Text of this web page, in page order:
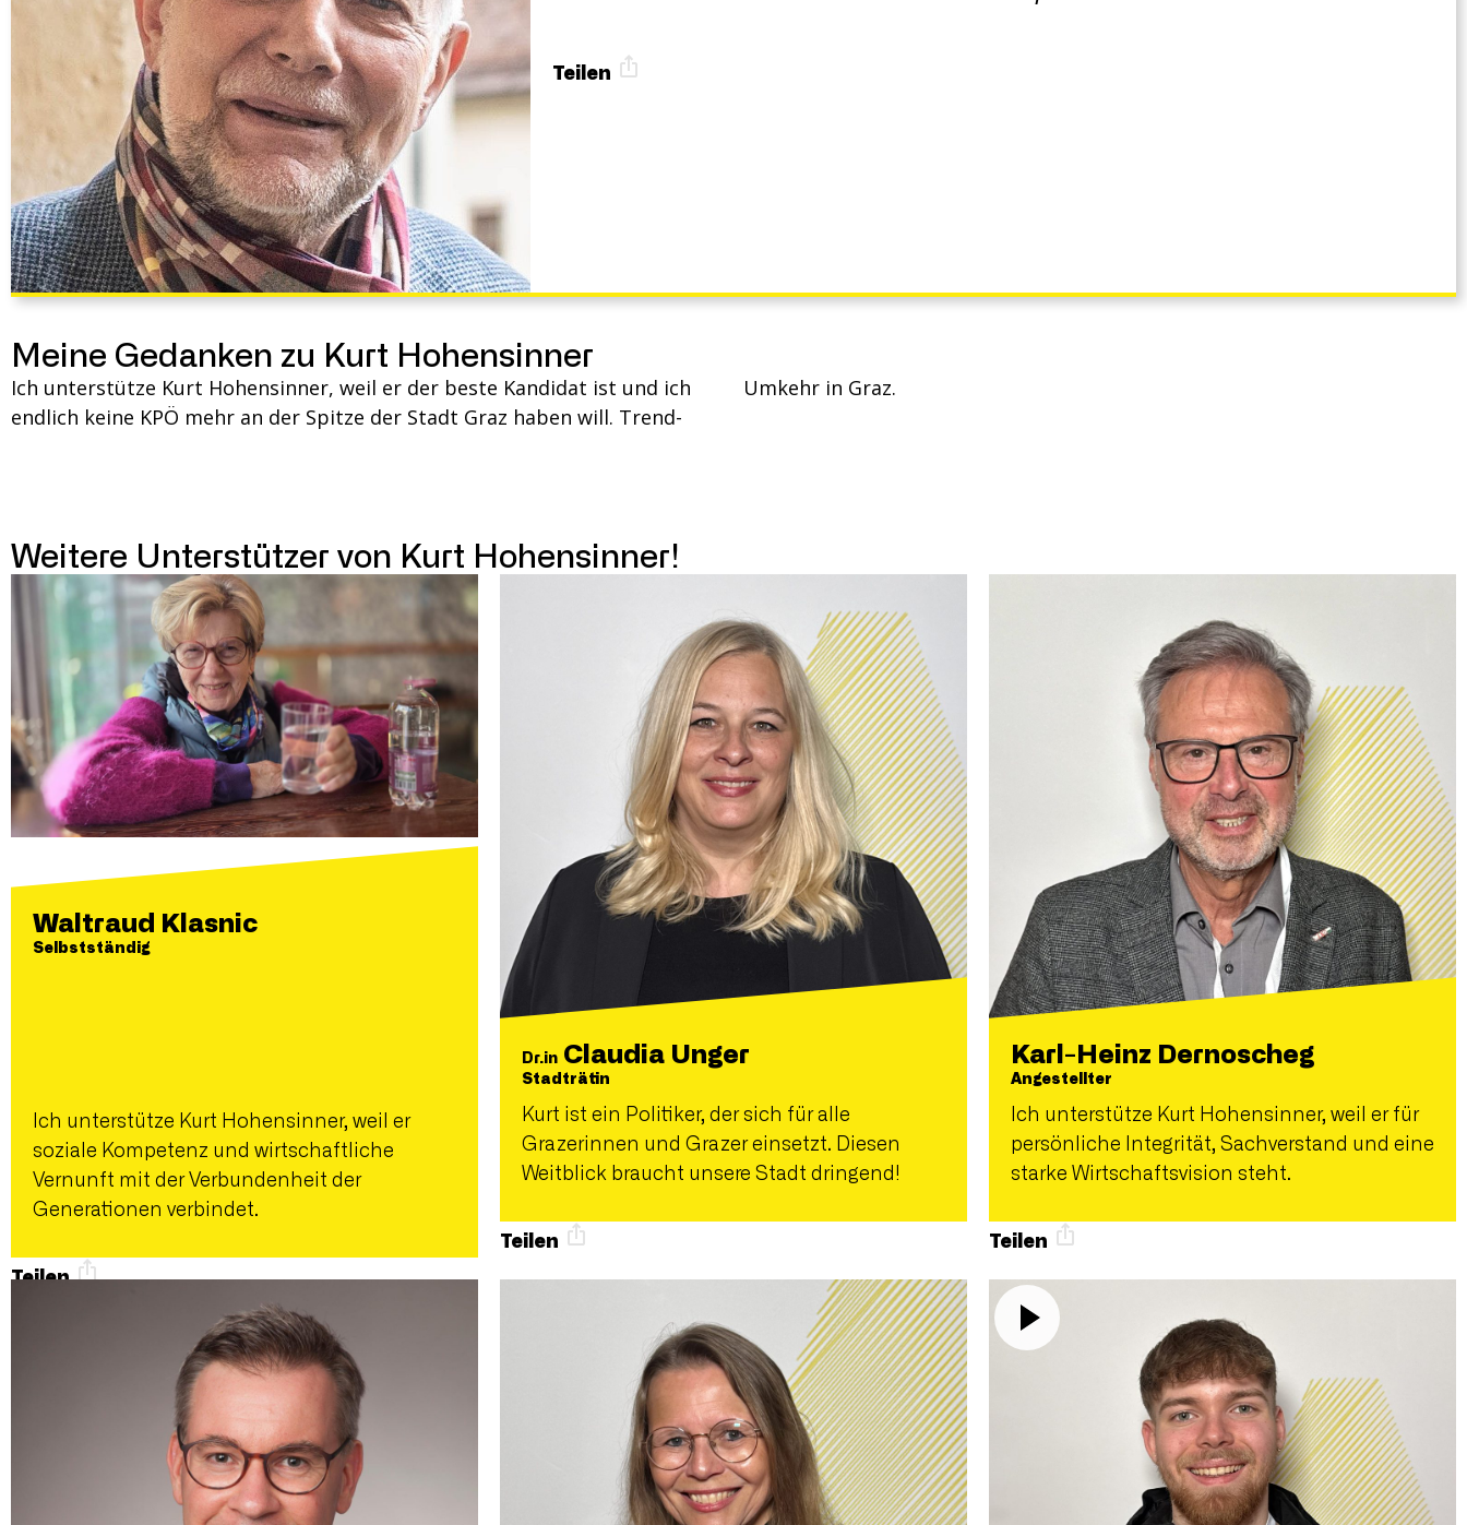
Teilen
Meine Gedanken zu Kurt Hohensinner
Ich unterstütze Kurt Hohensinner, weil er der beste Kandidat ist und ich
endlich keine KPÖ mehr an der Spitze der Stadt Graz haben will. Trend-
Umkehr in Graz.
Weitere Unterstützer von Kurt Hohensinner!
Waltraud Klasnic
Selbstständig
Ich unterstütze Kurt Hohensinner, weil er
soziale Kompetenz und wirtschaftliche
Vernunft mit der Verbundenheit der
Generationen verbindet.
Teilen
Dr.in Claudia Unger
Stadträtin
Kurt ist ein Politiker, der sich für alle
Grazerinnen und Grazer einsetzt. Diesen
Weitblick braucht unsere Stadt dringend!
Teilen
Karl-Heinz Dernoscheg
Angestellter
Ich unterstütze Kurt Hohensinner, weil er für
persönliche Integrität, Sachverstand und eine
starke Wirtschaftsvision steht.
Teilen